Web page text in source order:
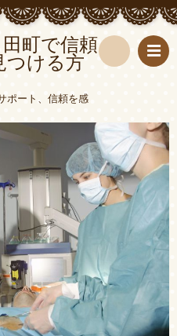
町で信頼
つける方
ポート、信頼を感